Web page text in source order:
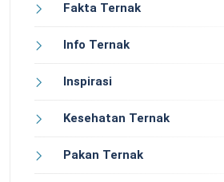
Fakta Ternak
Info Ternak
Inspirasi
Kesehatan Ternak
Pakan Ternak